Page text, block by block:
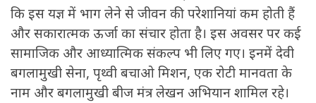
कि इस यज्ञ में भाग लेने से जीवन की परेशानियां कम होती हैं
और सकारात्मक ऊर्जा का संचार होता है। इस अवसर पर कई
सामाजिक और आध्यात्मिक संकल्प भी लिए गए। इनमें देवी
बगलामुखी सेना, पृथ्वी बचाओ मिशन, एक रोटी मानवता के
नाम और बगलामुखी बीज मंत्र लेखन अभियान शामिल रहे।